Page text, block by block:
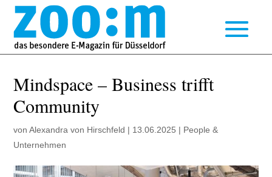
Mindspace – Business trifft
Community
vonAlexandra von Hirschfeld | 13.06.2025 | People &
Unternehmen